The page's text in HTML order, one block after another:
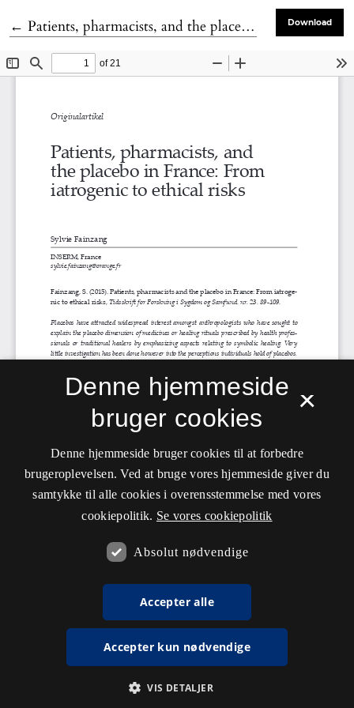
← Tilbage til artikeldetaljer
Patients, pharmacists, and the placebo in France: From iatrogenic to ethical risks Download
×
Denne hjemmeside
bruger cookies
Denne hjemmeside bruger cookies til at forbedre
brugeroplevelsen. Ved at bruge vores hjemmeside giver du
samtykke til alle cookies i overensstemmelse med vores
cookiepolitik. Se vores cookiepolitik
Absolut nødvendige
Accepter alle
Accepter kun nødvendige
VIS DETALJER